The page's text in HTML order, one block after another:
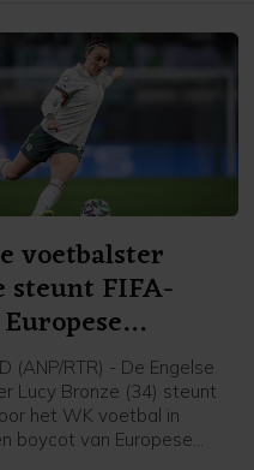
voetbalster
steunt FIFA-
(ANP/RTR) - De Engelse
Lucy Bronze (34) steunt
het WK voetbal in
boycot van Europese